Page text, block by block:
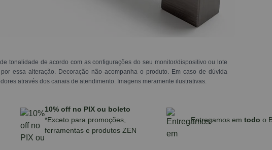
tonalidade de acordo com as configurações do seu monitor/dispositivo ou lote
essa alteração. Decoração não acompanha o produto. Em caso de dúvida
através dos canais de atendimento. Imagens meramente ilustrativas.
10% off no PIX ou boleto
*Exceto para promoções,
ferramentas e produtos ZEN
Entregamos em todo o